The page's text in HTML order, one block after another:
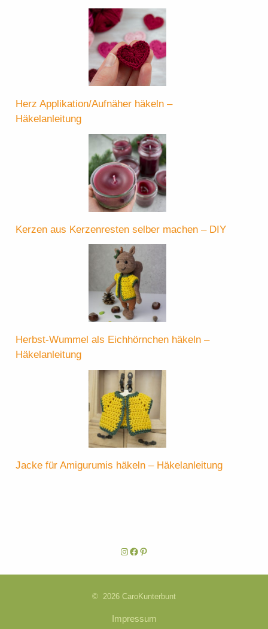
Herz Applikation/Aufnäher häkeln –
Häkelanleitung
Kerzen aus Kerzenresten selber machen – DIY
Herbst-Wummel als Eichhörnchen häkeln –
Häkelanleitung
Jacke für Amigurumis häkeln – Häkelanleitung
Instagram
Facebook
Pinterest
© 2026 CaroKunterbunt
Impressum